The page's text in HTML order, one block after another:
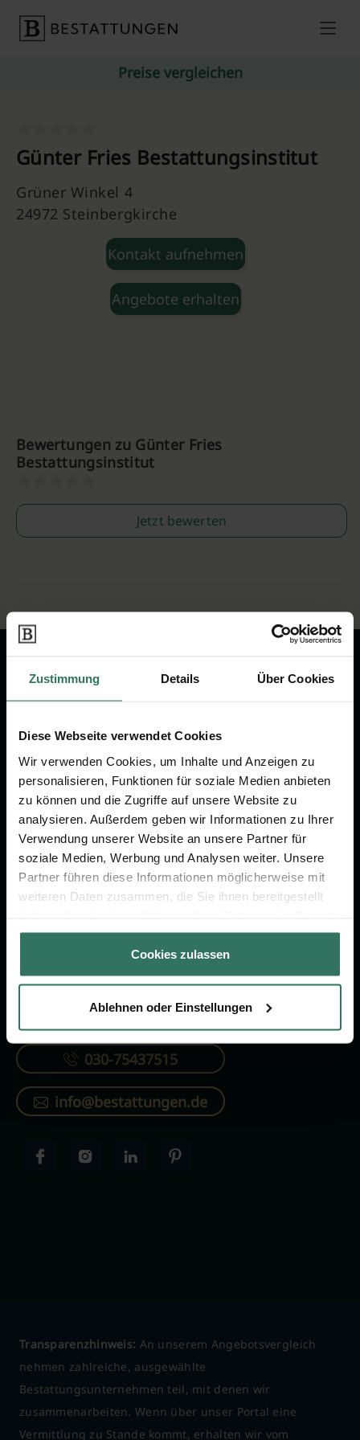
Zustimmung Details Über Cookies
Diese Webseite verwendet Cookies
Wir verwenden Cookies, um Inhalte und Anzeigen zu
personalisieren, Funktionen für soziale Medien anbieten
zu können und die Zugriffe auf unsere Website zu
analysieren. Außerdem geben wir Informationen zu Ihrer
Verwendung unserer Website an unsere Partner für
soziale Medien, Werbung und Analysen weiter. Unsere
Partner führen diese Informationen möglicherweise mit
weiteren Daten zusammen, die Sie ihnen bereitgestellt
gesammelt haben.
Cookies zulassen
Ablehnen oder Einstellungen
Preise vergleichen
Günter Fries Bestattungsinstitut
Grüner Winkel 4
24972 Steinbergkirche
Kontakt aufnehmen
Angebote erhalten
Bewertungen zu Günter Fries
Bestattungsinstitut
Jetzt bewerten
Wir sind Ihr Ansprechpartner rund
um das Thema Bestattung &
Jetzt beraten lassen
FÜR SIE
Vergleich
FÜR BESTATTER
Online-Portal
030-75437515
info@bestattungen.de
Transparenzhinweis: An unserem Angebotsvergleich
nehmen zahlreiche, ausgewählte
Bestattungsunternehmen teil, mit denen wir
zusammenarbeiten. Wenn über unser Portal eine
Vermittlung zu Stande kommt, erhalten wir vom